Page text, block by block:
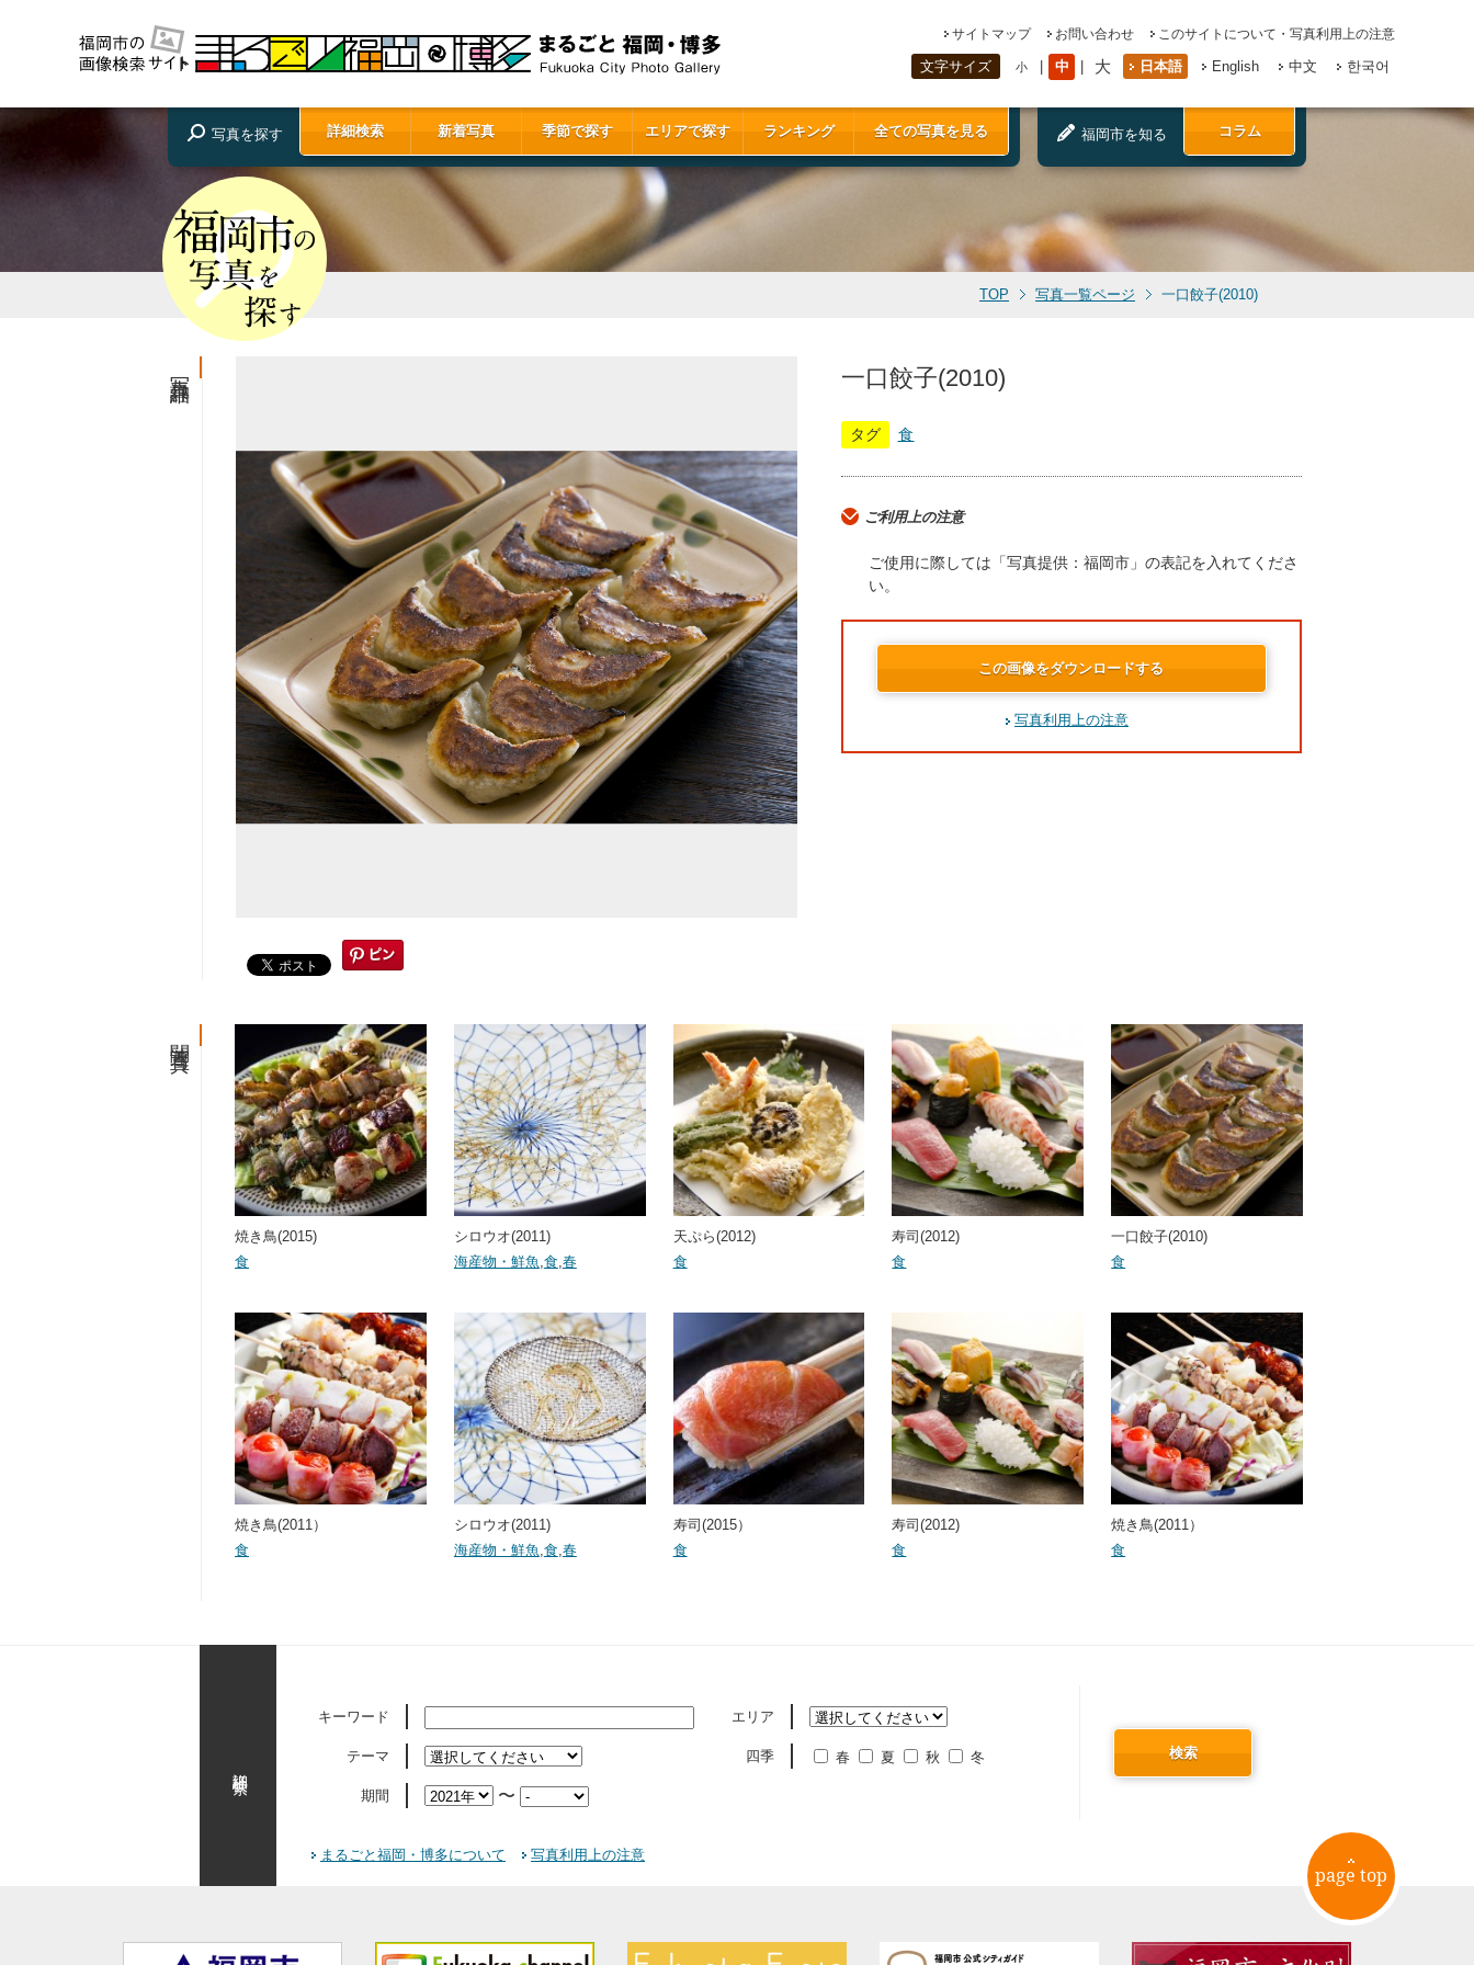
サイトマップ お問い合わせ このサイトについて・写真利用上の注意
文字サイズ 小 中 大 日本語 English 中文 한국어
写真を探す 詳細検索 新着写真 季節で探す エリアで探す ランキング 全ての写真を見る 福岡市を知る コラム
TOP 写真一覧ページ 一口餃子(2010)
一口餃子(2010)
タグ 食
ご利用上の注意
ご使用に際しては「写真提供：福岡市」の表記を入れてくださ
い。
この画像をダウンロードする
写真利用上の注意
焼き鳥(2015)
食
シロウオ(2011)
海産物・鮮魚 食, 春
天ぷら(2012)
食
寿司(2012)
食
一口餃子(2010)
食
焼き鳥(2011）
食
シロウオ(2011)
海産物・鮮魚 食, 春
寿司(2015）
食
寿司(2012)
食
焼き鳥(2011）
食
キーワード エリア
テーマ 四季 春 夏 秋 冬
期間 〜
検索
まるごと福岡・博多について 写真利用上の注意
page top